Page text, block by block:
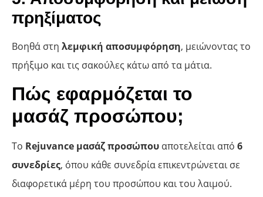
πρηξίματος
Βοηθά στη λεμφική αποσυμφόρηση, μειώνοντας το
πρήξιμο και τις σακούλες κάτω από τα μάτια.
Πώς εφαρμόζεται το
μασάζ προσώπου;
Το Rejuvance μασάζ προσώπου αποτελείται από 6
συνεδρίες, όπου κάθε συνεδρία επικεντρώνεται σε
διαφορετικά μέρη του προσώπου και του λαιμού.